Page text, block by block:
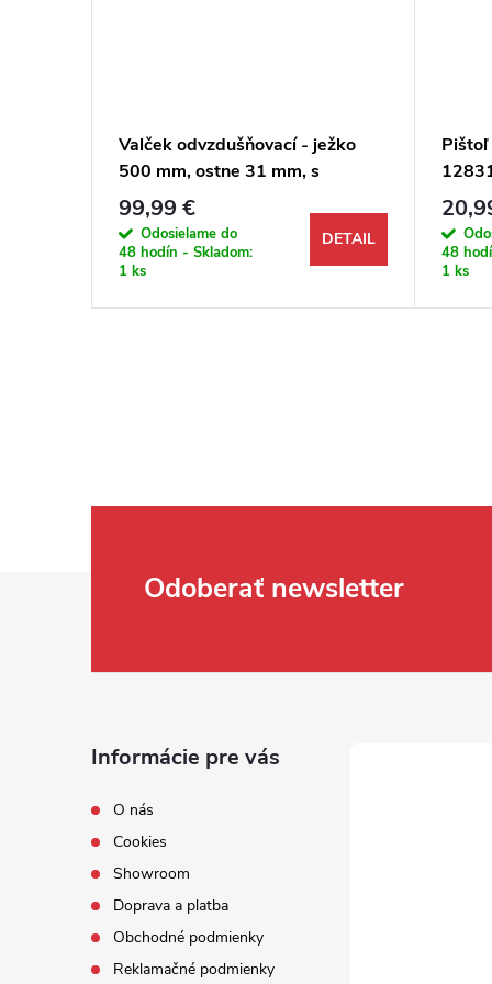
Valček odvzdušňovací - ježko
500 mm, ostne 31 mm, s
blatníkom, Romus 94248
99,99 €
Odosielame do
48 hodín - Skladom:
1 ks
DETAIL
Pištoľ
48
1 ks
Odoberať newsletter
Informácie pre vás
O nás
Cookies
Showroom
Doprava a platba
Obchodné podmienky
Reklamačné podmienky